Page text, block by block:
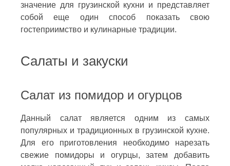
значение для грузинской кухни и представляет
собой еще один способ показать свою
гостеприимство и кулинарные традиции.
Салаты и закуски
Салат из помидор и огурцов
Данный салат является одним из самых
популярных и традиционных в грузинской кухне.
Для его приготовления необходимо нарезать
свежие помидоры и огурцы, затем добавить